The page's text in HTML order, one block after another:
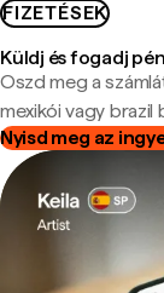
FIZETÉSEK
Küldj és fogadj
Oszd meg a
mexikói vagy brazil
Nyisd meg az